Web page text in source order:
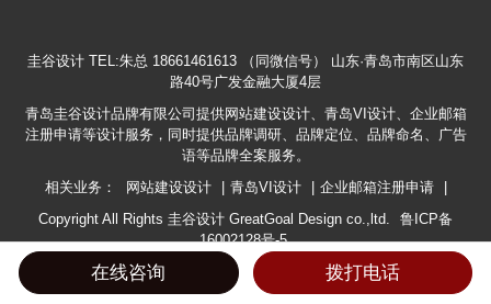
在线咨询 拨打电话
圭谷设计 TEL:朱总 18661461613 （同微信号） 山东·青岛市南区山东
路40号广发金融大厦4层
青岛圭谷设计品牌有限公司提供网站建设设计、青岛VI设计、企业邮箱
注册申请等设计服务，同时提供品牌调研、品牌定位、品牌命名、广告
语等品牌全案服务。
相关业务：
网站建设设计 | 青岛VI设计 | 企业邮箱注册申请
|
Copyright All Rights 圭谷设计 GreatGoal Design co.,ltd.
鲁ICP备
16002128号-5
鲁公网安备 37020202001609号